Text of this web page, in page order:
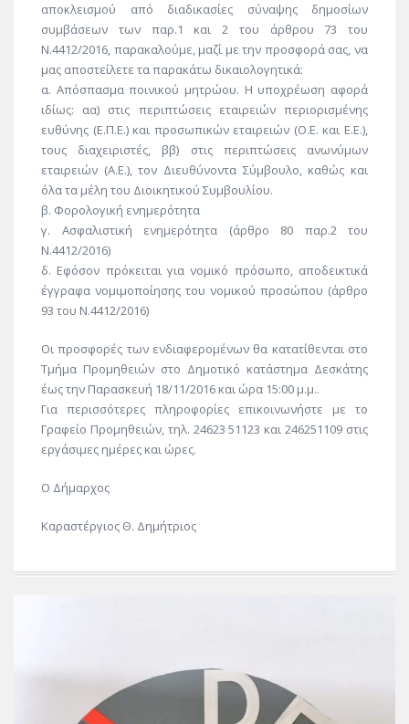
αποκλεισμού από διαδικασίες σύναψης δημοσίων
συμβάσεων των παρ.1 και 2 του άρθρου 73 του
Ν.4412/2016, παρακαλούμε, μαζί με την προσφορά σας, να
μας αποστείλετε τα παρακάτω δικαιολογητικά:
α. Απόσπασμα ποινικού μητρώου. Η υποχρέωση αφορά
ιδίως: αα) στις περιπτώσεις εταιρειών περιορισμένης
ευθύνης (Ε.Π.Ε.) και προσωπικών εταιρειών (Ο.Ε. και Ε.Ε.),
τους διαχειριστές, ββ) στις περιπτώσεις ανωνύμων
εταιρειών (Α.Ε.), τον Διευθύνοντα Σύμβουλο, καθώς και
όλα τα μέλη του Διοικητικού Συμβουλίου.
β. Φορολογική ενημερότητα
γ. Ασφαλιστική ενημερότητα (άρθρο 80 παρ.2 του
Ν.4412/2016)
δ. Εφόσον πρόκειται για νομικό πρόσωπο, αποδεικτικά
έγγραφα νομιμοποίησης του νομικού προσώπου (άρθρο
93 του Ν.4412/2016)
Οι προσφορές των ενδιαφερομένων θα κατατίθενται στο
Τμήμα Προμηθειών στο Δημοτικό κατάστημα Δεσκάτης
έως την Παρασκευή 18/11/2016 και ώρα 15:00 μ.μ..
Για περισσότερες πληροφορίες επικοινωνήστε με το
Γραφείο Προμηθειών, τηλ. 24623 51123 και 246251109 στις
εργάσιμες ημέρες και ώρες.
Ο Δήμαρχος
Καραστέργιος Θ. Δημήτριος